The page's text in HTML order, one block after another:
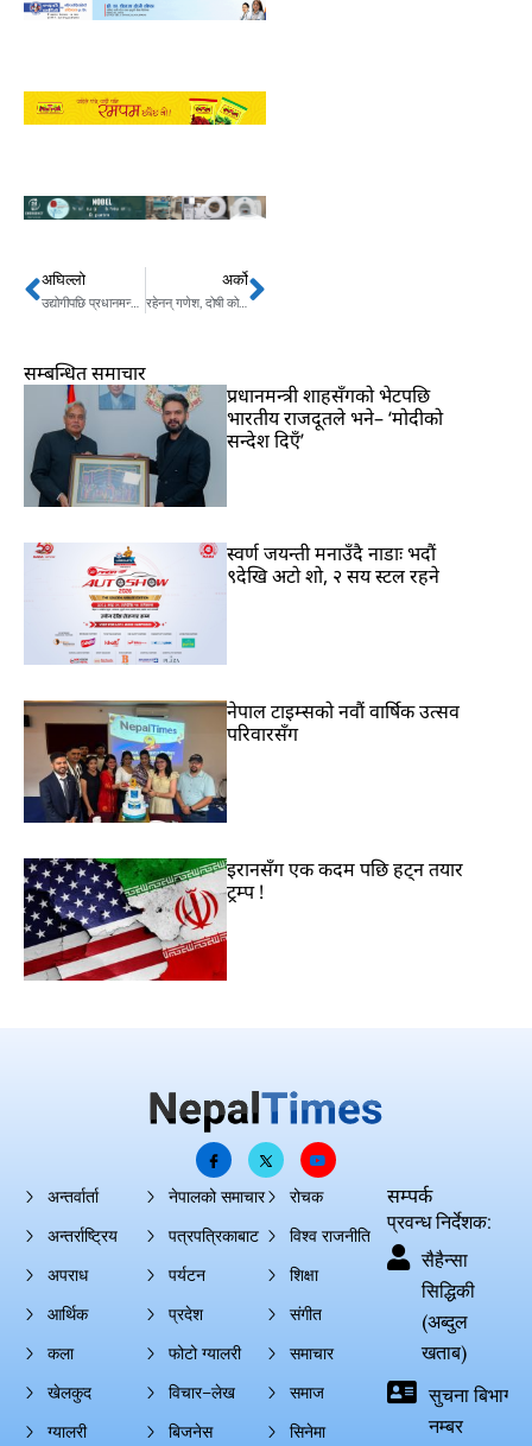
Prev
अघिल्लो
उद्योगीपछि प्रधानमन्त्रीको आज निर्माण व्यवसायीसँग छलफल
अर्को
रहेनन् गणेश, दोषी को हो ? गृहमन्त्रालयमा आकस्मिक बैठकNext
सम्बन्धित समाचार
प्रधानमन्त्री शाहसँगको भेटपछि
भारतीय राजदूतले भने– ‘मोदीको
सन्देश दिएँ’
स्वर्ण जयन्ती मनाउँदै नाडाः भदौं
९देखि अटो शो, २ सय स्टल रहने
नेपाल टाइम्सको नवौं वार्षिक उत्सव
परिवारसँग
इरानसँग एक कदम पछि हट्न तयार
ट्रम्प !
अन्तर्वार्ता
अन्तर्राष्ट्रिय
अपराध
आर्थिक
कला
खेलकुद
ग्यालरी
नेपालको समाचार
पत्रपत्रिकाबाट
पर्यटन
प्रदेश
फोटो ग्यालरी
विचार–लेख
बिजनेस
रोचक
विश्व राजनीति
शिक्षा
संगीत
समाचार
समाज
सिनेमा
सम्पर्क
प्रवन्ध निर्देशक:
सैहैन्सा
सिद्धिकी
(अब्दुल
खताब)
सुचना बिभाग
नम्बर